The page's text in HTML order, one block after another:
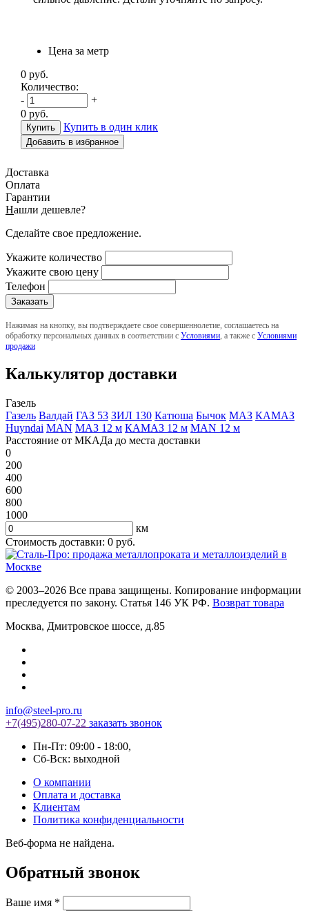
Цена за метр
0 руб.
Количество:
-
+
0 руб.
Купить в один клик
Добавить в избранное
Доставка
Оплата
Гарантии
Нашли дешевле?
Сделайте свое предложение.
Укажите количество
Укажите свою цену
Телефон
Нажимая на кнопку, вы подтверждаете свое совершеннолетие, соглашаетесь на
обработку персональных данных в соответствии с Условиями , а также с Условиями
продажи
Калькулятор доставки
Газель
Газель Валдай ГАЗ 53 ЗИЛ 130 Катюша Бычок МАЗ КАМАЗ
Huyndai MAN МАЗ 12 м КАМАЗ 12 м MAN 12 м
Расстояние от МКАДа до места доставки
0
200
400
600
800
1000
км
Стоимость доставки: 0 руб.
© 2003–2026 Все права защищены. Копирование информации
преследуется по закону. Статья 146 УК РФ. Возврат товара
Москва, Дмитровское шоссе, д.85
info@steel-pro.ru
+7(495)280-07-22 заказать звонок
Пн-Пт: 09:00 - 18:00,
Cб-Вск: выходной
О компании
Оплата и доставка
Клиентам
Политика конфиденциальности
Веб-форма не найдена.
Обратный звонок
Ваше имя *